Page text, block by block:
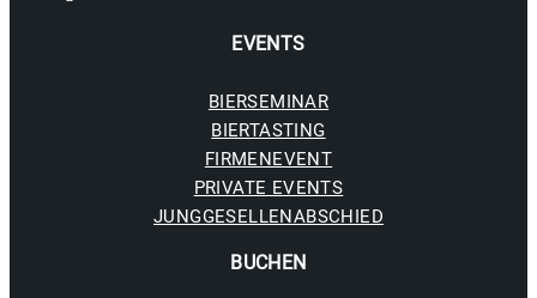
EVENTS
BIERSEMINAR
BIERTASTING
FIRMENEVENT
PRIVATE EVENTS
JUNGGESELLENABSCHIED
BUCHEN